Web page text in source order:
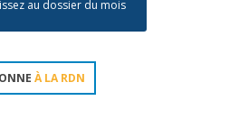
au dossier du mois
À LA RDN